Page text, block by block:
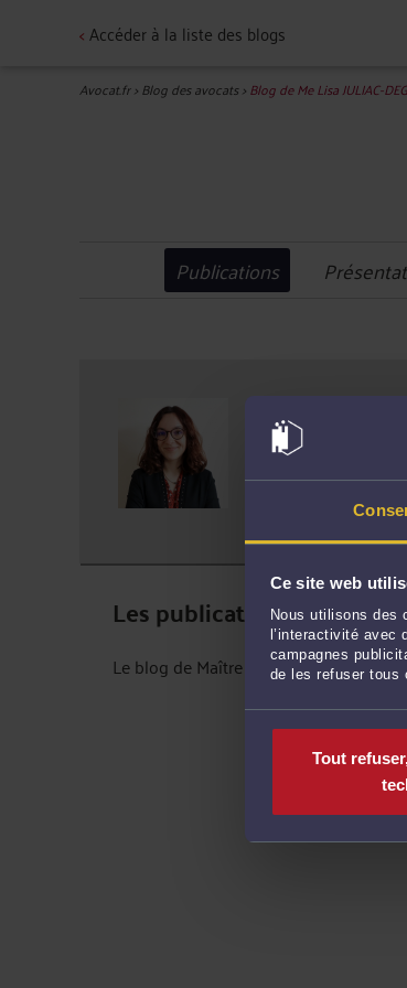
Ce site web
Nous utilisons des
l’interactivité avec
campagnes
de les refuser tous
Tout
<Accéder à la liste des blogs
Avocat.fr>Blog des avocats>Blog de Me Lisa JULIAC-
Publications
Barreau :
7 Rue
Les publications de Maître
Le blog de Maître Lisa JULIAC-